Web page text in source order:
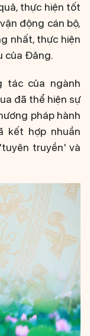
thực hiện tốt
động cán bộ,
nhất, thực hiện
của Đảng.
tác của ngành
đã thể hiện sự
pháp hành
kết hợp nhuần
truyền' và